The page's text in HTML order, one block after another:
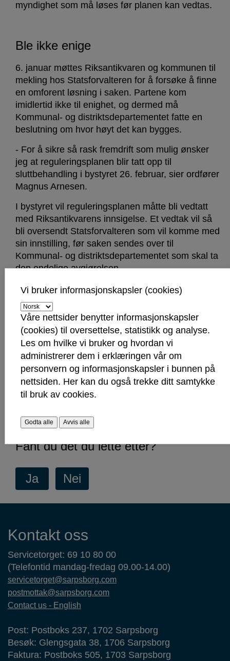
myndighet som må løses før planen kan vedtas.
Ble ikke enige
6. januar møttes Riksantikvaren og kommunen til
mekling hos Statsforvalteren for å forsøke å finne
en omforent løsning i saken. Partene kom
imidlertid ikke til enighet, og dermed må
Kommunal- og distriktsdepartementet fatte en
beslutning om hvor høyt det kan bygges.
- For å sikre så rask fremdrift som mulig ønsker
jeg at reguleringsplanen blir tatt opp til
sluttbehandling i bystyret 26. februar, sier ordfører
Magnus Arnesen.
I bystyret vil reguleringsplanen måtte bli vedtatt
med Riksantikvarens innsigelse. Et vedtak vil så
bli oversendt Statsforvalteren som vil komme med
sin innstilling, før saken sendes over til
Kommunal- og distriktsdepartementet som skal ta
den endelige avgjørelsen.
Nye boliger og næringslokaler
Utbyggingen innebærer to blokker med cirka 95
boenheter, og om lag 310 kvadratmeter
næringsareal mot St. Nikolas gate. Det er også
planlagt leke- og uteoppholdsarealer, og
tilrettelegging for myke trafikanter og syklister.
Fant du det du lette etter?
Kontaktinformasjon
Kontakt oss
Servicetorget: 69 10 80 00
(Telefontid mandag-fredag 09.00-14.00)
servicetorget@sarpsborg.com
postmottak@sarpsborg.com
Contact us - English
Post: Postboks 237, 1702 Sarpsborg
Besøk: Glengsgata 38, 1706 Sarpsborg
Faktura: Postboks 505, 1703 Sarpsborg
Vi bruker informasjonskapsler (cookies)
Våre nettsider benytter informasjonskapsler
(cookies) til oversettelse, statistikk og analyse.
Les om hvilke vi bruker og hvordan vi
administrerer dem i erklæringen vår om
personvern og informasjonskapsler i bunnen på
nettsiden. Her kan du også trekke ditt samtykke
til bruk av cookies.
Godta alle Avvis alle